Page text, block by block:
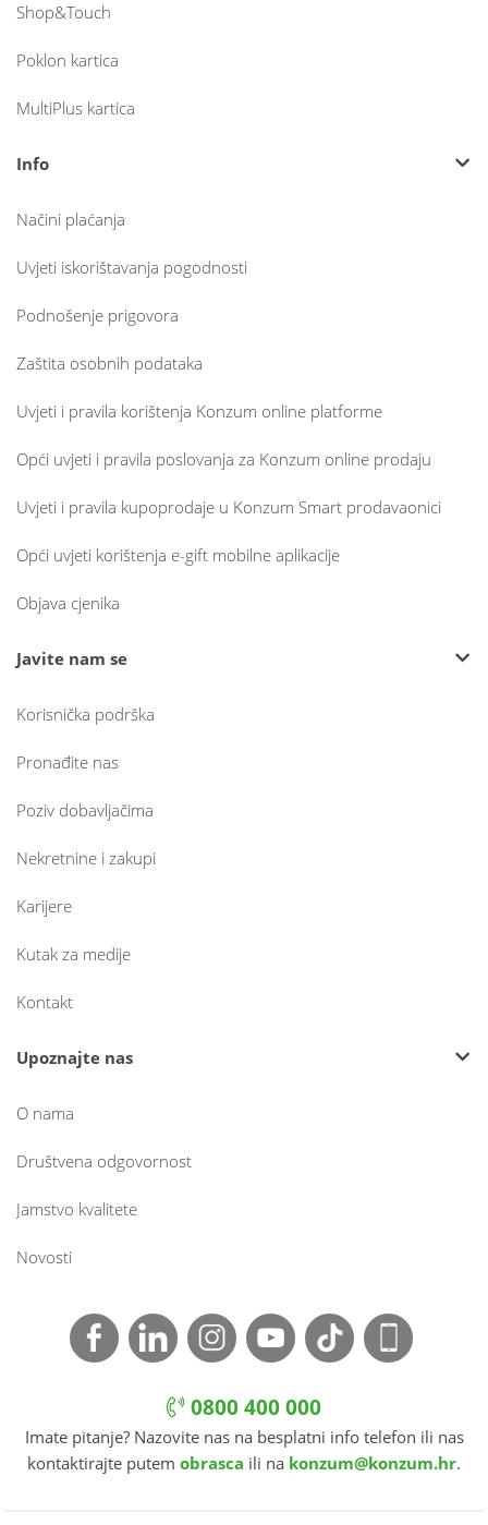
Shop&Touch
Poklon kartica
MultiPlus kartica
Info
Načini plaćanja
Uvjeti iskorištavanja pogodnosti
Podnošenje prigovora
Zaštita osobnih podataka
Uvjeti i pravila korištenja Konzum online platforme
Opći uvjeti i pravila poslovanja za Konzum online prodaju
Uvjeti i pravila kupoprodaje u Konzum Smart prodavaonici
Opći uvjeti korištenja e-gift mobilne aplikacije
Objava cjenika
Javite nam se
Korisnička podrška
Pronađite nas
Poziv dobavljačima
Nekretnine i zakupi
Karijere
Kutak za medije
Kontakt
Upoznajte nas
O nama
Društvena odgovornost
Jamstvo kvalitete
Novosti
0800 400 000
Imate pitanje? Nazovite nas na besplatni info telefon ili nas
kontaktirajte putem obrasca ili na konzum@konzum.hr.